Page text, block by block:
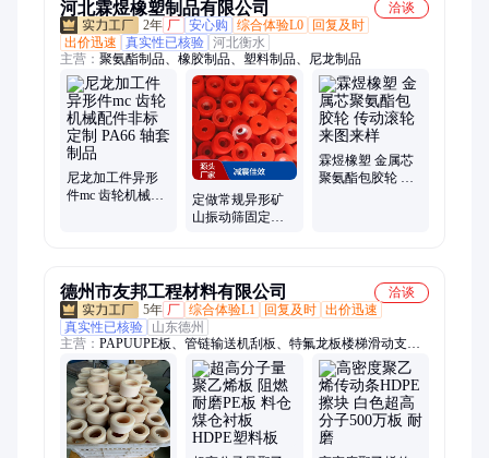
河北霖煜橡塑制品有限公司
洽谈
2年 厂 安心购 综合体验L0
回复及时
出价迅速
真实性已核验 河北衡水
主营： 聚氨酯制品、橡胶制品、塑料制品、尼龙制品
尼龙加工件异形
件mc 齿轮机械配
定做常规异形矿
山振动筛固定筛
霖煜橡塑 金属芯
聚氨酯包胶轮 传
德州市友邦工程材料有限公司
洽谈
5年 厂 综合体验L1 回复及时 出价迅速
真实性已核验
山东德州
主营： PAPUUPE板、管链输送机刮板、特氟龙板楼梯滑动支
座、尼龙四氟聚氨酯管、尼龙 氨酯注塑件、反应釜衬套、PP板
PE板焊接、零切 精加工塑料件、聚乙烯棒 聚丙烯棒、超高分子
聚义板定制